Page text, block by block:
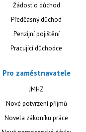
Žádost o důchod
Předčasný důchod
Penzijní pojištění
Pracující důchodce
Pro zaměstnavatele
JMHZ
Nové potvrzení příjmů
Novela zákoníku práce